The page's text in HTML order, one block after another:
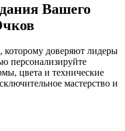
Вашего
которому доверяют лидеры
персонализируйте
цвета и технические
мастерство и